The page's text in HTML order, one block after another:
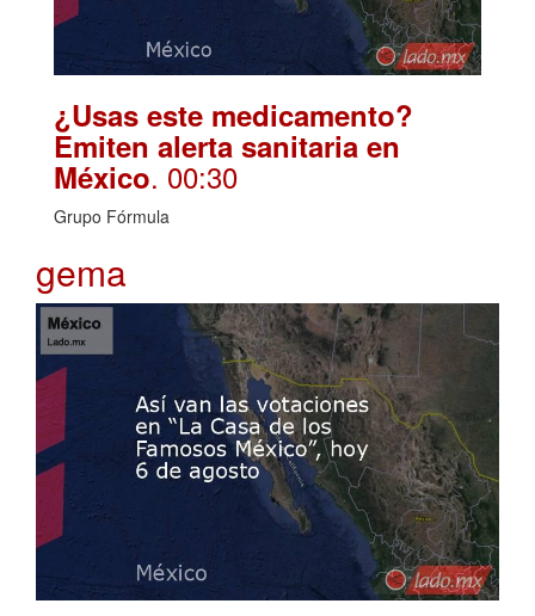
¿Usas este medicamento?
Emiten alerta sanitaria en
México. 00:30
Grupo Fórmula
gema